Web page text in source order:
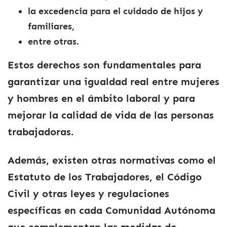
la excedencia para el cuidado de hijos y
familiares,
entre otras.
Estos derechos son fundamentales para
garantizar una igualdad real entre mujeres
y hombres en el ámbito laboral y para
mejorar la calidad de vida de las personas
trabajadoras.
Además, existen otras normativas como el
Estatuto de los Trabajadores, el Código
Civil y otras leyes y regulaciones
específicas en cada Comunidad Autónoma